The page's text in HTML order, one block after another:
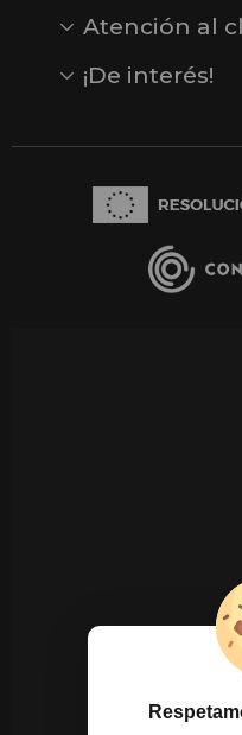
Atención al
Opiniones
Reseñas en Google
¡De interés!